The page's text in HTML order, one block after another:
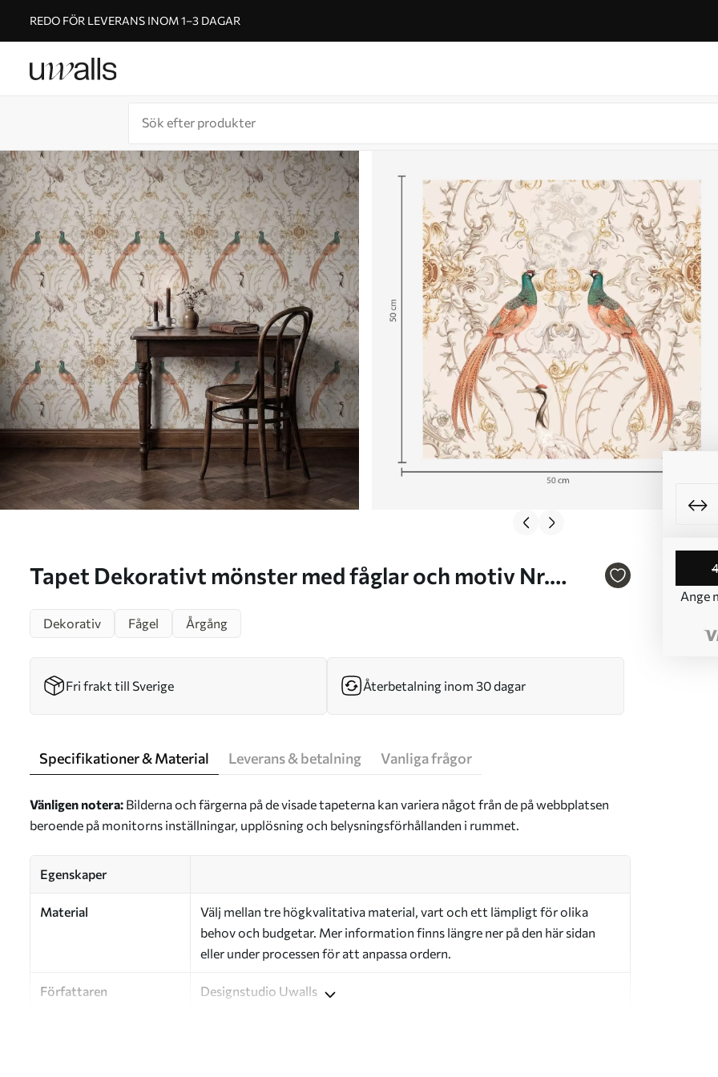
REDO FÖR LEVERANS INOM 1–3 DAGAR
Tapet Dekorativt mönster med fåglar och motiv Nr.
Ange
Dekorativ
Fågel Årgång
Fri frakt till Sverige Återbetalning inom 30 dagar
Specifikationer & Material Leverans & betalning Vanliga frågor
Vänligen notera: Bilderna och färgerna på de visade tapeterna kan variera något från de på webbplatsen
beroende på monitorns inställningar, upplösning och belysningsförhållanden i rummet.
Egenskaper
Material
Välj mellan tre högkvalitativa material, vart och ett lämpligt för olika
behov och budgetar. Mer information finns längre ner på den här sidan
eller under processen för att anpassa ordern.
Författaren Designstudio Uwalls